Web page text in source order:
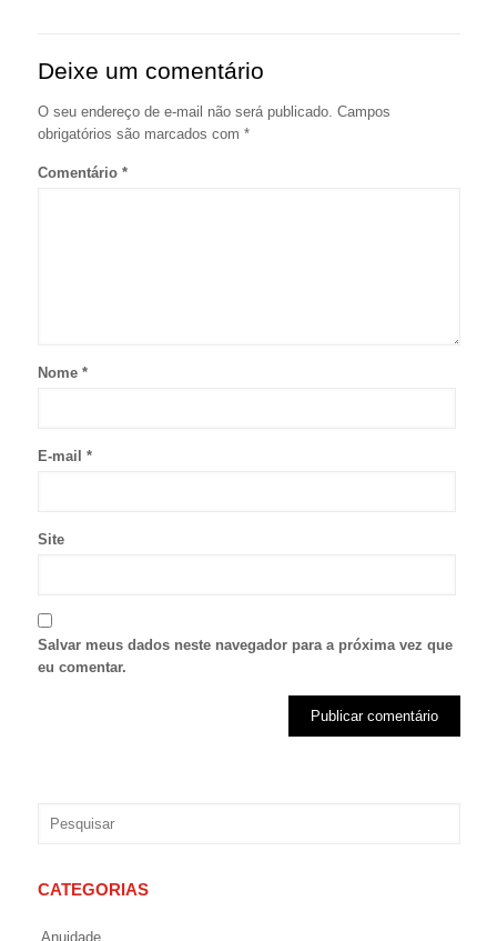
Deixe um comentário
O seu endereço de e-mail não será publicado. Campos
obrigatórios são marcados com *
Comentário *
Nome *
E-mail *
Site
Salvar meus dados neste navegador para a próxima vez que
eu comentar.
CATEGORIAS
Anuidade